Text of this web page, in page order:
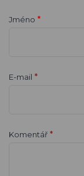
Jméno *
E-mail *
Komentář *